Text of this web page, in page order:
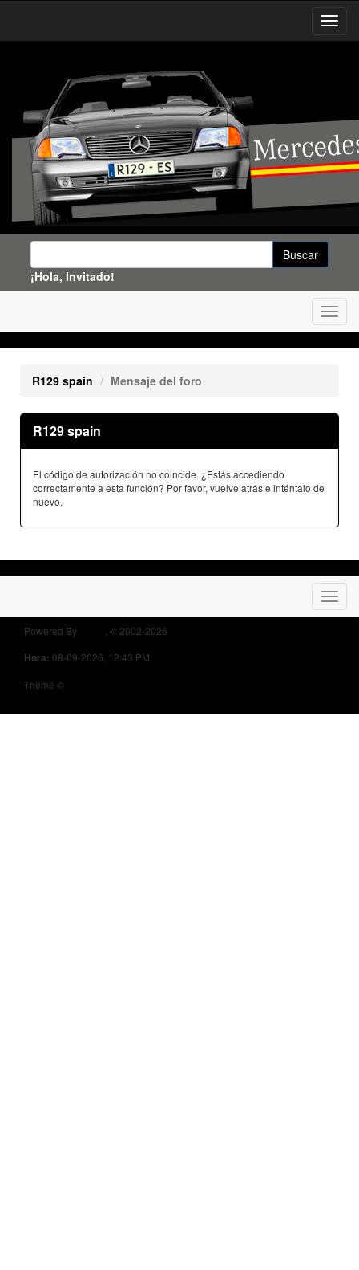
¡Hola, Invitado!
R129 spain Mensaje del foro
R129 spain
El código de autorización no coincide. ¿Estás accediendo
correctamente a esta función? Por favor, vuelve atrás e inténtalo de
nuevo.
Powered By , © 2002-2026
Hora: 08-09-2026, 12:43 PM
Theme ©